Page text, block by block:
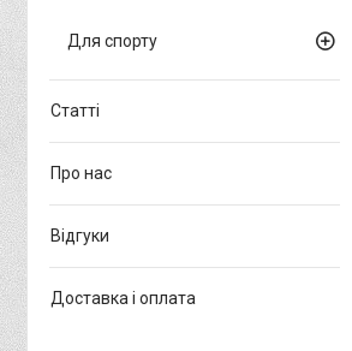
Для спорту
Статті
Про нас
Відгуки
Доставка і оплата